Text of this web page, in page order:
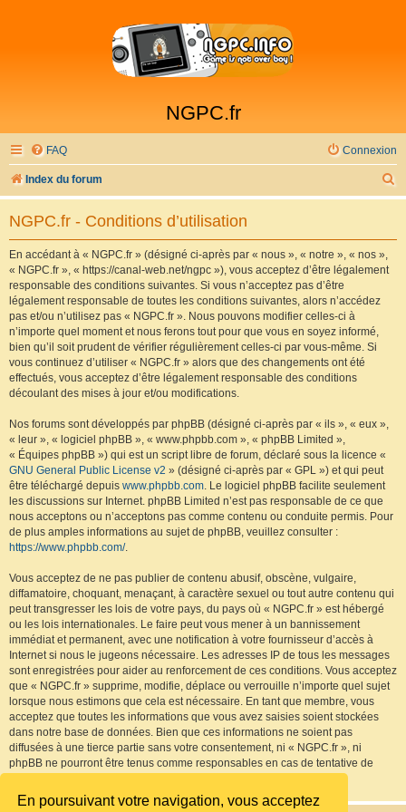
En poursuivant votre navigation, vous acceptez
NGPC.fr
FAQ Connexion
Index du forum
e
NGPC.fr - Conditions d’utilisation
En accédant à « NGPC.fr » (désigné ci-après par « nous », « notre », « nos »,
« NGPC.fr », « https://canal-web.net/ngpc »), vous acceptez d’être légalement
responsable des conditions suivantes. Si vous n’acceptez pas d’être
légalement responsable de toutes les conditions suivantes, alors n’accédez
pas et/ou n’utilisez pas « NGPC.fr ». Nous pouvons modifier celles-ci à
n’importe quel moment et nous ferons tout pour que vous en soyez informé,
bien qu’il soit prudent de vérifier régulièrement celles-ci par vous-même. Si
vous continuez d’utiliser « NGPC.fr » alors que des changements ont été
effectués, vous acceptez d’être légalement responsable des conditions
découlant des mises à jour et/ou modifications.
Nos forums sont développés par phpBB (désigné ci-après par « ils », « eux »,
« leur », « logiciel phpBB », « www.phpbb.com », « phpBB Limited »,
« Équipes phpBB ») qui est un script libre de forum, déclaré sous la licence «
GNU General Public License v2 » (désigné ci-après par « GPL ») et qui peut
être téléchargé depuis www.phpbb.com. Le logiciel phpBB facilite seulement
les discussions sur Internet. phpBB Limited n’est pas responsable de ce que
nous acceptons ou n’acceptons pas comme contenu ou conduite permis. Pour
de plus amples informations au sujet de phpBB, veuillez consulter :
https://www.phpbb.com/.
Vous acceptez de ne pas publier de contenu abusif, obscène, vulgaire,
diffamatoire, choquant, menaçant, à caractère sexuel ou tout autre contenu qui
peut transgresser les lois de votre pays, du pays où « NGPC.fr » est hébergé
ou les lois internationales. Le faire peut vous mener à un bannissement
immédiat et permanent, avec une notification à votre fournisseur d’accès à
Internet si nous le jugeons nécessaire. Les adresses IP de tous les messages
sont enregistrées pour aider au renforcement de ces conditions. Vous acceptez
que « NGPC.fr » supprime, modifie, déplace ou verrouille n’importe quel sujet
lorsque nous estimons que cela est nécessaire. En tant que membre, vous
acceptez que toutes les informations que vous avez saisies soient stockées
dans notre base de données. Bien que ces informations ne soient pas
diffusées à une tierce partie sans votre consentement, ni « NGPC.fr », ni
phpBB ne pourront être tenus comme responsables en cas de tentative de